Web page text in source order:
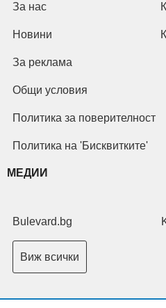
За нас
Новини
За реклама
Общи условия
Политика за поверителност
Политика на 'Бисквитките'
МЕДИИ
Bulevard.bg
Виж всички